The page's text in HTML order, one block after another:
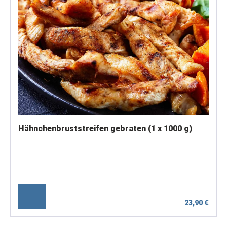
Hähnchenbruststreifen gebraten (1 x 1000 g)
23,90 €